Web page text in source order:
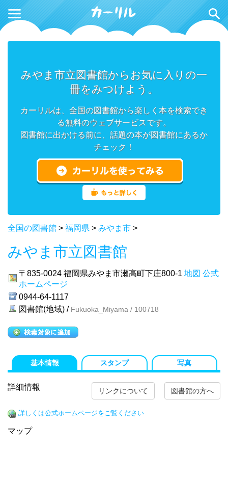
みやま市立図書館からお気に入りの一
冊をみつけよう。
カーリルは、全国の図書館から楽しく本を検索でき
る無料のウェブサービスです。
図書館に出かける前に、話題の本が図書館にあるか
チェック！
全国の図書館 > 福岡県 > みやま市 >
みやま市立図書館
〒835-0024 福岡県みやま市瀬高町下庄800-1 地図 公式
ホームページ
0944-64-1117
図書館(地域) / Fukuoka_Miyama / 100718
基本情報 スタンプ 写真
リンクについて 図書館の方へ
詳細情報
詳しくは公式ホームページをご覧ください
マップ